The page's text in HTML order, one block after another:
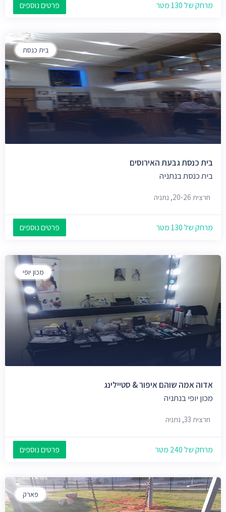
מרחק של 130 מטר פרטים נוספים
בית כנסת
בית כנסת גבעת האירוסים
בית כנסת בנתניה
חרצית 20-26, נתניה
מרחק של 130 מטר פרטים נוספים
מכון יופי
אדוה אמה שוהם איפור & סטיילינג
מכון יופי בנתניה
חרצית 33, נתניה
מרחק של 240 מטר פרטים נוספים
פארק